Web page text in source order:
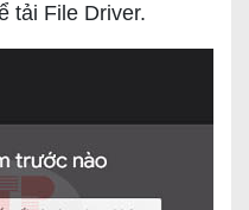
tải File Driver.